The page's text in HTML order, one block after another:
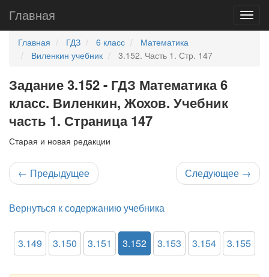
Главная
Главная ГДЗ 6 класс
Математика
Виленкин учебник
3.152. Часть 1. Стр. 147
Задание 3.152 - ГДЗ Математика 6
класс. Виленкин, Жохов. Учебник
часть 1. Страница 147
Старая и новая редакции
← Предыдущее Следующее →
Вернуться к содержанию учебника
3.149 3.150 3.151 3.152 3.153 3.154 3.155